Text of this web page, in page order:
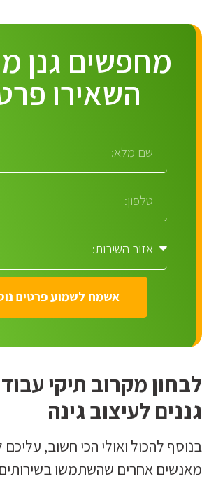
מחפשים גנן
השאירו
אשמח לשמוע פרטים
לבחון מקרוב תיקי
גננים לעיצוב גינה
בנוסף להכול ואולי הכי חשוב,
מאנשים אחרים שהשתמשו בשירותים